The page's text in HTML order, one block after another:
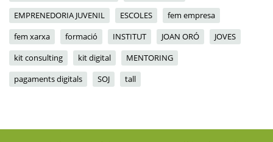
EMPRENEDORIA JUVENIL
ESCOLES
fem empresa
fem xarxa
formació INSTITUT JOAN ORÓ
JOVES
kit consulting
kit digital
MENTORING
pagaments digitals
SOJ tall